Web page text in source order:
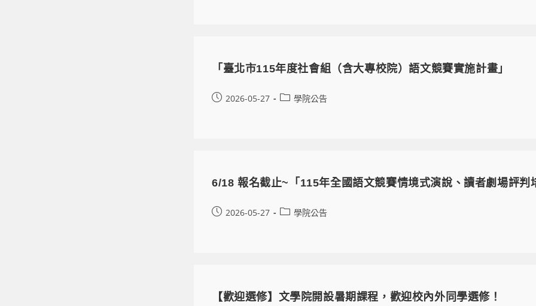
「臺北市115年度社會組（含大專校院）語文競賽實施計畫」
2026-05-27 學院公告
6/18 報名截止~「115年全國語文競賽情境式演說、讀者劇場評判
2026-05-27 學院公告
【歡迎選修】文學院開設暑期課程，歡迎校內外同學選修！